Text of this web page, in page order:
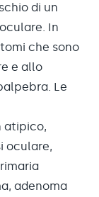
di un
In
che sono
e allo
Le
atipico,
oculare,
adenoma